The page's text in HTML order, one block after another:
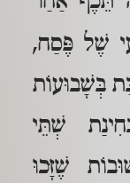
שֶׁל פֶּסַח,
בְּשָׁבוּעוֹת
שְׁתֵּי
שֶׁזָּכוּ